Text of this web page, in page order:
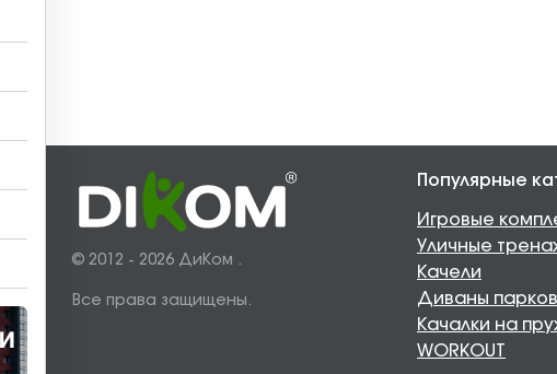
© 2012 - 2026 ДиКом .
Все права защищены.
Популярные
Игровые
Уличные
Качели
Диваны
Качалки на
WORKOUT